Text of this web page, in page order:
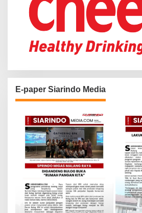
E-paper Siarindo Media